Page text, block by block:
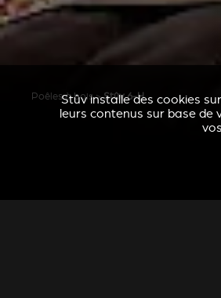
Poêles à bois>Stûv 6-H
Stûv installe des cookies
leurs contenus sur base de